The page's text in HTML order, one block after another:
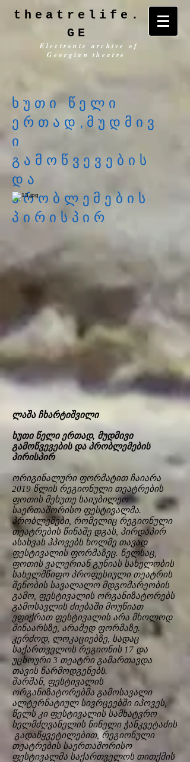
theatrelife.
GE
Electronic archive of
Georgian theatre
ხუთი წელი
ერთად,მუდმივ
ი
გამოწვევების
და
პრობლემების
პირისპირ
ლაშა ჩხარტიშვილი
ხუთი წელი ერთად, მუდმივი
გამოწვევების და პრობლემების
პირისპირ
ორიგინალური ფორმატით ჩაიარა
2019 წლის რეგიონული თეატრების
ფოთის მეხუთე საიუბილეო
საერთაშორისო ფესტივალმა.
პრობლემები, რომელიც რეგიონული
თეატრების წინაშე დგას, პირდაპირ
ასახვას ჰპოვებს ხოლმე თავად
ფესტივალის ფორმაზეც. წელსაც,
ფოთის ვალერიან გუნიას სახელობის
სახელმწიფო პროფესიული თეატრის
შენობის სავალალო მდგომარეობის
გამო, ფესტივალის ორგანიზატორებს
გამოსავლის ძიებაში მოუწიათ
ეფიქრათ ფესტივალის არა მხოლოდ
შინაარსზე, არამედ ფორმაზე.
კერძოდ, ლოკაციებზე, სადაც
საქართველოს რეგიონის 17 და
უცხოური 3 თეატრი გამართავდა
თავის წარმოდგენებს.
შარშან, ფესტივალის
ორგანიზატორებმა გამოსავალი
ალტერნატიულ სივრცეებში იპოვეს,
წელს კი ფესტივალის სამხატვრო
ხელმძღვანელის ნინელი ჭანკვეტაძის
გადაწყვეტილებით, რეგიონული
თეატრების საერთაშორისო
ფესტივალმა საქართველოს თითქმის